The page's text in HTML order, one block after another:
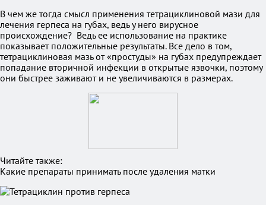
В чем же тогда смысл применения тетрациклиновой мази для
лечения герпеса на губах, ведь у него вирусное
происхождение? Ведь ее использование на практике
показывает положительные результаты. Все дело в том,
тетрациклиновая мазь от «простуды» на губах предупреждает
попадание вторичной инфекции в открытые язвочки, поэтому
они быстрее заживают и не увеличиваются в размерах.
Читайте также:
Какие препараты принимать после удаления матки